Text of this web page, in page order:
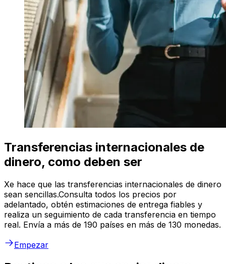
Transferencias internacionales de
dinero, como deben ser
Xe hace que las transferencias internacionales de dinero
sean sencillas.Consulta todos los precios por
adelantado, obtén estimaciones de entrega fiables y
realiza un seguimiento de cada transferencia en tiempo
real. Envía a más de 190 países en más de 130 monedas.
Empezar